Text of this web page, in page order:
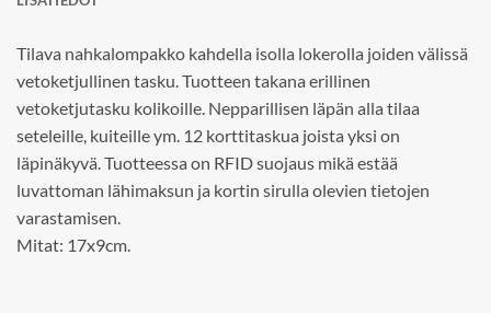
Tilava nahkalompakko kahdella isolla lokerolla joiden välissä
vetoketjullinen tasku. Tuotteen takana erillinen
vetoketjutasku kolikoille. Nepparillisen läpän alla tilaa
seteleille, kuiteille ym. 12 korttitaskua joista yksi on
läpinäkyvä. Tuotteessa on RFID suojaus mikä estää
luvattoman lähimaksun ja kortin sirulla olevien tietojen
varastamisen.
Mitat: 17x9cm.